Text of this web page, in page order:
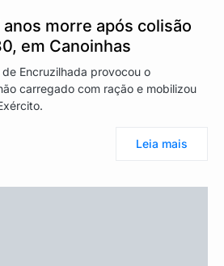
morre após colisão
em Canoinhas
Encruzilhada provocou o
carregado com ração e mobilizou
Leia mais